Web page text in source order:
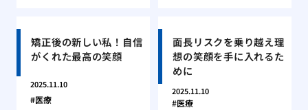
矯正後の新しい私！自信
がくれた最高の笑顔
2025.11.10
医療
面長リスクを乗り越え理
想の笑顔を手に入れるた
めに
2025.11.10
医療